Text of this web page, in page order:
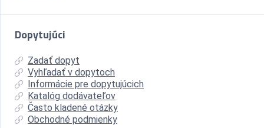
Dopytujúci
Zadať dopyt
Vyhľadať v dopytoch
Informácie pre dopytujúcich
Katalóg dodávateľov
Často kladené otázky
Obchodné podmienky